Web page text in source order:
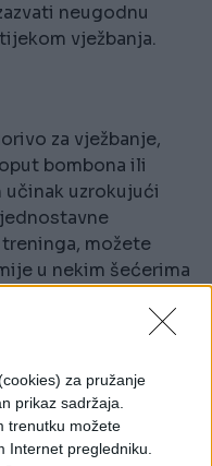
za pružanje
prikaz sadržaja.
trenutku možete
Internet pregledniku.
neugodnu
vježbanja.
za vježbanje,
bombona ili
uzrokujući
možete
u nekim šećerima
prehrani,
i mogu usporiti